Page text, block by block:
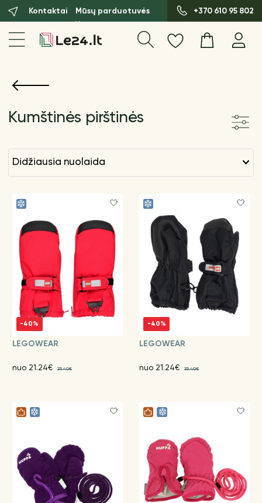
Kontaktai Mūsų parduotuvės +370 610 95 802
Kumštinės pirštinės
didžiausia nuolaida
-40%
LEGOWEAR
nuo 21.24€ 35.40€
-40%
LEGOWEAR
nuo 21.24€ 35.40€